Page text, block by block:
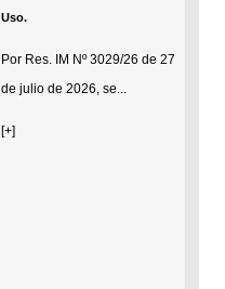
Uso.
Por Res. IM Nº 3029/26 de 27
de julio de 2026, se...
[+]